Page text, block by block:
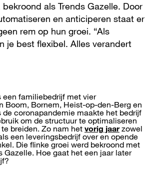
als Trends Gazelle. Door
en anticiperen staat er
rem op hun groei. “Als
je best flexibel. Alles verandert
een familiebedrijf met vier
Boom, Bornem, Heist-op-den-Berg en
de coronapandemie maakte het bedrijf
om de structuur te optimaliseren
breiden. Zo nam het vorig jaarzowel
een leveringsbedrijf over en opende
Die flinke groei werd bekroond met
Gazelle. Hoe gaat het een jaar later